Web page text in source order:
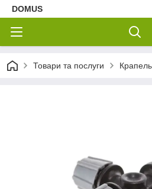
DOMUS
Товари та послуги